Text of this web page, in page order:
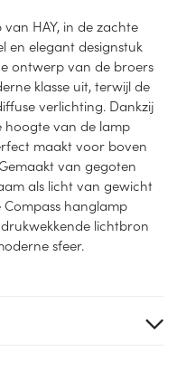
HAY, in de zachte
en elegant designstuk
ontwerp van de broers
klasse uit, terwijl de
verlichting. Dankzij
hoogte van de lamp
maakt voor boven
van gegoten
als licht van gewicht
hanglamp
lichtbron
sfeer.